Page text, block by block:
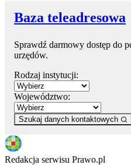
Baza teleadresowa
Sprawdź darmowy dostęp do
urzędów.
Rodzaj instytucji:
Województwo:
Szukaj danych kontaktowych
Redakcja serwisu Prawo.pl